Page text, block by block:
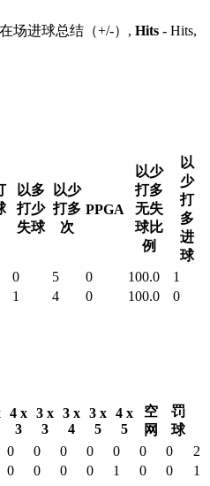
场进球总结（+/-）, Hits - Hits,
以多
打少
失球
以少
打多
次
PPGA
以少
打多
无失
球比
例
以
少
打
多
进
球
0 5 0 100.0
1
1 4 0 100.0
0
4 x
3
3 x
3
3 x
4
3 x
5
4 x
5
空
网
罚
球
0 0 0 0 0 0 0
2
0 0 0 0 1 0 0 1